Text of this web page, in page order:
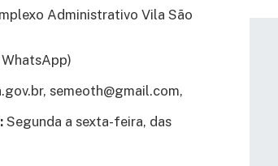
Administrativo Vila São
semeoth@gmail.com,
Segunda a sexta-feira, das